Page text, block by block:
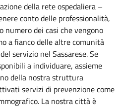
della rete ospedaliera –
conto delle professionalità,
numero dei casi che vengono
a fianco delle altre comunità
servizio nel Sassarese. Se
a individuare, assieme
della nostra struttura
servizi di prevenzione come
La nostra città è